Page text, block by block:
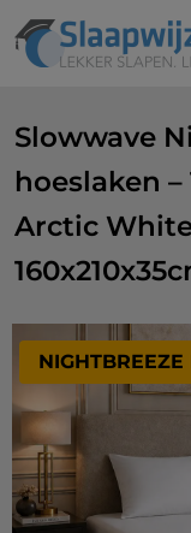
Slowwave
hoeslaken –
Arctic
NIGHTBREEZE